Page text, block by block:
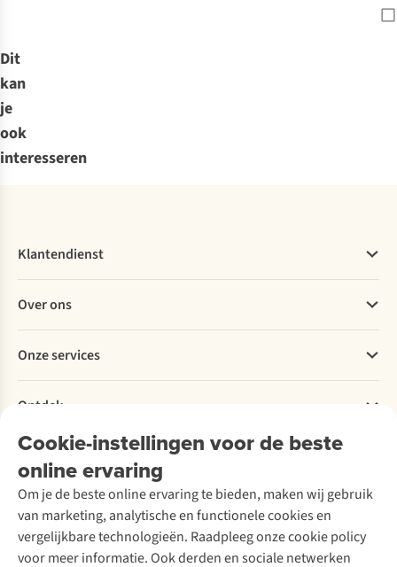
Dit
kan
je
ook
interesseren
Cookie-instellingen voor de beste
online ervaring
Om je de beste online ervaring te bieden, maken wij gebruik
van marketing, analytische en functionele cookies en
vergelijkbare technologieën. Raadpleeg onze cookie policy
voor meer informatie. Ook derden en sociale netwerken
Klantendienst
Bestellen
Betalen
Levering
Retourneren
Bestelling herroepen
Garantie
Contact
Over ons
Explore More
Verantwoord ondernemen
Over Ayacucho
Onze winkels
Over A.S.Adventure
Toegankelijkheidsverklaring
Onze services
Ski-onderhoud
Wasservice
Schoenonderhoud
Schoenherstelling
Kledingherstelling
Retouches
Ontdek
A.S.Magazine
Podcast
Explore Academy
Explore Camp
Gear Check
Inspiratie & advies
Meld je aan voor de nieuwsbrief